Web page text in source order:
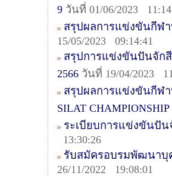
9 วันที่ 01/06/2023
สรุปผลการแข่งขันกีฬา
15/05/2023 09:14:41
สรุปการแข่งขันปันจัก
2566 วันที่ 19/04/2023
สรุปผลการแข่งขันกีฬา
SILAT CHAMPIONSHIP
ระเบียบการแข่งขันปัน
13:30:26
รับสมัครอบรมพัฒนาบุ
26/11/2022 19:08:01